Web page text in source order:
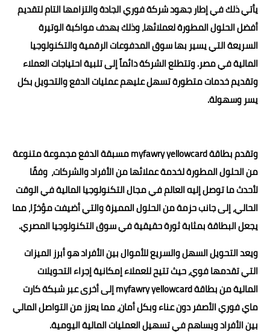
يأتي ذلك في إطار جهود شركة فوري الجادة والتزامها التام لتقديم
أفضل الحلول المطورة لعملائها، وذلك بهدف مواكبة الوتيرة
السريعة التي يسير بها سوق المدفوعات الرقمية والتكنولوجيا
المالية في مصر. وتتطلع الشركة دائماً إلى تلبية احتياجات العملاء
وتقديم خدمات متطورة تسهل عليهم عمليات الدفع والتحويل بكل
يسر وسهولة.
وتقدم بطاقة myfawry yellowcard مسبقة الدفع مجموعة متنوعة
من الحلول المطورة لخدمة عملائها من الأفراد والشركات، وفقًا
لأحدث ما توصل إليه العالم في مجال التكنولوجيا المالية في الوقت
الحالي، إلى جانب حزمة من الحلول المميزة والتي أضيفت مؤخرًا، مما
يجعل البطاقة بمثابة ثورة حقيقية في سوق التكنولوجيا المصري.
ويعد التحويل السهل والسريع للأموال بين الأفراد هو أبرز الميزات
التي تقدمها فوي، حيث تتيح للعملاء إمكانية إجراء التحويلات
المالية من بطاقة myfawry yellowcard إلى أخرى عبر شبكة كارت
ماي فوري الأصفر دون عناء وبكل أمان، مما يعزز من التواصل المالي
بين الأفراد ويساهم في تسهيل العمليات المالية اليومية.